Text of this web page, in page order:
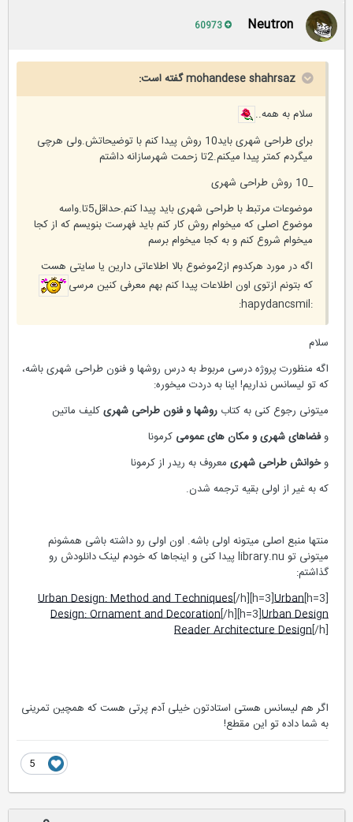
Neutron
mohandese shahrsaz گفته است:
سلام به همه..
برای طراحی شهری باید10 روش پیدا کنم با توضیحاتش.ولی هرچی
میگردم کمتر پیدا میکنم.2تا زحمت شهرسازانه داشتم
موضوعات مرتبط با طراحی شهری باید پیدا کنم.حداقل5تا.واسه
موضوع اصلی که میخوام روش کار کنم باید فهرست بنویسم که از کجا
میخوام شروع کنم و به کجا میخوام برسم
اگه در مورد هرکدوم از2موضوع بالا اطلاعاتی دارین یا سایتی هست
که بتونم ازتوی اون اطلاعات پیدا کنم بهم معرفی کنین مرسی
سلام
اگه منظورت پروژه درسی مربوط به درس روشها و فنون طراحی شهری باشه،
که تو لیسانس نداریم! اینا به دردت میخوره:
میتونی رجوع کنی به کتابروشها و فنون طراحی شهریکلیف ماتین
فضاهای شهری و مکان های عمومیکرمونا
خوانش طراحی شهریمعروف به ریدر از کرمونا
که به غیر از اولی بقیه ترجمه شدن.
منتها منبع اصلی میتونه اولی باشه. اون اولی رو داشته باشی همشونم
میتونی تو library.nu پیدا کنی و اینجاها که خودم لینک دانلودش رو
گذاشتم:
Urban Design: Method and Techniques[/h][h=3]Urban
Design: Ornament and Decoration[/h][h=3]Urban Design
Reader Architecture Design[/h]
اگر هم لیسانس هستی استادتون خیلی آدم پرتی هست که همچین تمرینی
به شما داده تو این مقطع!